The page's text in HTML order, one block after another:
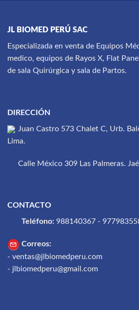
JL BIOMED PERÚ SAC
Especializada en venta de Equipos
medico, equipos de Rayos X, Flat
de sala Quirúrgica y sala de Partos.
DIRECCIÓN
Juan Castro 573 Chalet C, Urb.
Lima.
Calle México 309 Las Palmeras.
CONTACTO
Teléfono: 988140367 -
Correos:
- ventas@jlbiomedperu.com
- jlbiomedperu@gmail.com